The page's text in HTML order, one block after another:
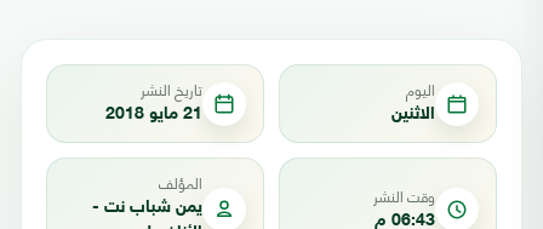
اليوم
الاثنين
تاريخ النشر
21 مايو 2018
وقت النشر
06:43 م
المؤلف
يمن شباب نت -